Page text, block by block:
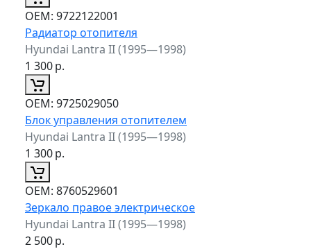
ОЕМ: 9722122001
Радиатор отопителя
Hyundai Lantra II (1995—1998)
1 300р.
ОЕМ: 9725029050
Блок управления отопителем
Hyundai Lantra II (1995—1998)
1 300р.
ОЕМ: 8760529601
Зеркало правое электрическое
Hyundai Lantra II (1995—1998)
2 500р.